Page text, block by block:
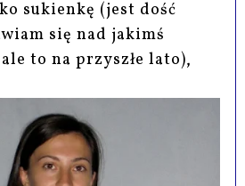
sukienkę (jest dość
się nad jakimś
to na przyszłe lato),